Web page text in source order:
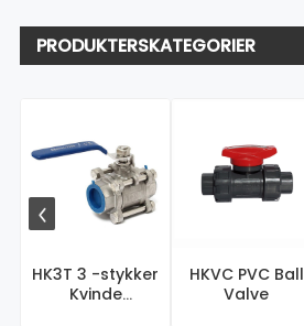
PRODUKTERSKATEGORIER
HK3T 3 -stykker
Kvinde
HKVC PVC Ball
Valve